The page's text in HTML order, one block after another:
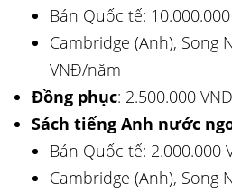
Bán Quốc tế:
Cambridge (Anh), Song
VNĐ/năm
Đồng phục: 2.500.000
Sách tiếng Anh nước
Bán Quốc tế: 2.000.000
Cambridge (Anh), Song